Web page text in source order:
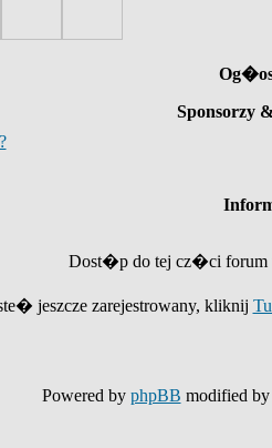
Sponsorzy
Dost�p do tej cz�ci forum
jeszcze zarejestrowany, kliknij
Powered by phpBB modified by